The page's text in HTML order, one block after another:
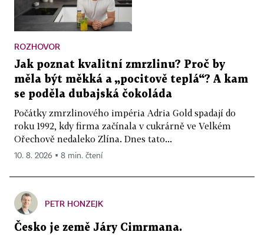
ROZHOVOR
Jak poznat kvalitní zmrzlinu? Proč by
měla být měkká a „pocitově teplá“? A kam
se poděla dubajská čokoláda
Počátky zmrzlinového impéria Adria Gold spadají do
roku 1992, kdy firma začínala v cukrárně ve Velkém
Ořechově nedaleko Zlína. Dnes tato...
10. 8. 2026 ▪ 8 min. čtení
PETR HONZEJK
Česko je země Járy Cimrmana.